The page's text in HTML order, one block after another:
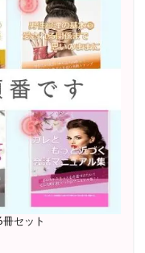
セット